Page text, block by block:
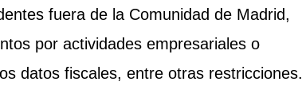
fuera de la Comunidad de Madrid,
por actividades empresariales o
datos fiscales, entre otras restricciones.